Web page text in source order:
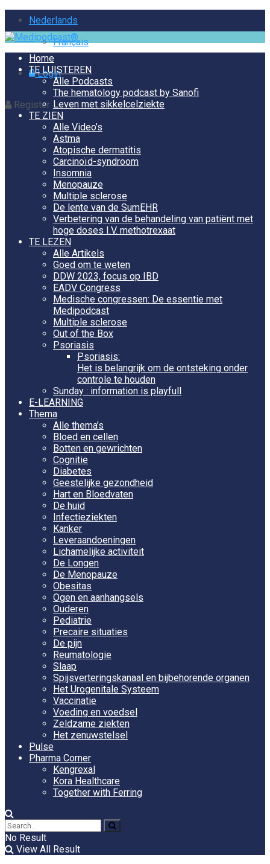
Nederlands
Français
Login
Register
Home
TE LUISTEREN
Alle Podcasts
The hematology podcast by Sanofi
Leven met sikkelcelziekte
TE ZIEN
Alle Video’s
Astma
Atopische dermatitis
Carcinoïd-syndroom
Insomnia
Menopauze
Multiple sclerose
De lente van de SumEHR
Verbetering van de behandeling van patiënt met
hoge doses I.V. methotrexaat
TE LEZEN
Alle Artikels
Goed om te weten
DDW 2023, focus op IBD
EADV Congress
Medische congressen: De essentie met
Medipodcast
Multiple sclerose
Out of the Box
Psoriasis
Psoriasis:
Het is belangrijk om de ontsteking onder
controle te houden
Sunday : information is playfull
E-LEARNING
Thema
Alle thema’s
Bloed en cellen
Botten en gewrichten
Cognitie
Diabetes
Geestelijke gezondheid
Hart en Bloedvaten
De huid
Infectieziekten
Kanker
Leveraandoeningen
Lichamelijke activiteit
De Longen
De Menopauze
Obesitas
Ogen en aanhangsels
Ouderen
Pediatrie
Precaire situaties
De pijn
Reumatologie
Slaap
Spijsverteringskanaal en bijbehorende organen
Het Urogenitale Systeem
Vaccinatie
Voeding en voedsel
Zeldzame ziekten
Het zenuwstelsel
Pulse
Pharma Corner
Kengrexal
Kora Healthcare
Together with Ferring
No Result
View All Result